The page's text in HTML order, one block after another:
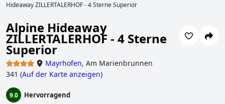
Hideaway ZILLERTALERHOF - 4 Sterne Superior
Alpine Hideaway
ZILLERTALERHOF - 4 Sterne
Superior
Mayrhofen, Am Marienbrunnen
341 (Auf der Karte anzeigen)
9.0 Hervorragend